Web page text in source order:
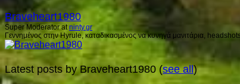
Braveheart1980
Super Moderatorat ninty.gr
Γεννημένος στην Hyrule, καταδικασμένος να κυνηγά μανιτάρια,
Latest posts by Braveheart1980 (see all)